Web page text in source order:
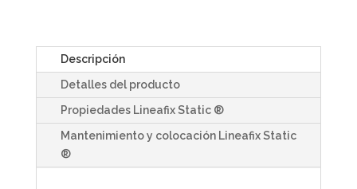
Descripción
Detalles del producto
Propiedades Lineafix Static ®
Mantenimiento y colocación Lineafix Static
®